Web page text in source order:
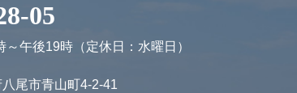
05
～午後19時（定休日：水曜日）
尾市青山町4-2-41